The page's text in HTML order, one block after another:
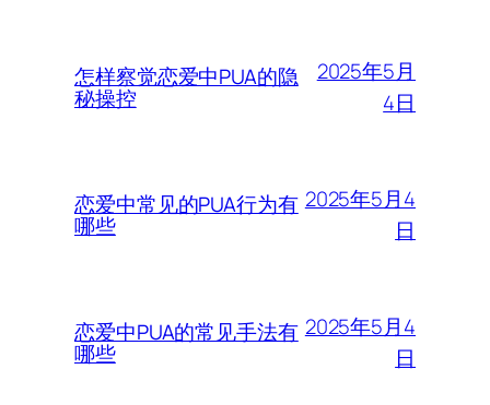
怎样察觉恋爱中PUA的隐
秘操控
2025年5月
4日
恋爱中常见的PUA行为有
哪些
2025年5月4
日
恋爱中PUA的常见手法有
哪些
2025年5月4
日